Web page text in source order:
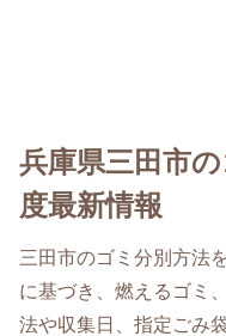
兵庫県三田市
度最新情報
三田市のゴミ分別方法
に基づき、燃えるゴミ
法や収集日、指定ごみ